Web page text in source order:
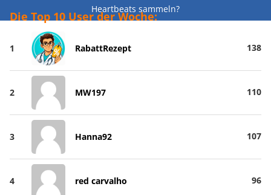
Heartbeats sammeln?
Die Top 10 User der Woche:
1 RabattRezept 138
2 MW197 110
3 Hanna92 107
4 red carvalho 96